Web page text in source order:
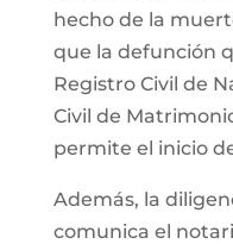
hecho de la
que la defunción
Registro Civil de
Civil de
permite el inicio
Además, la
comunica el